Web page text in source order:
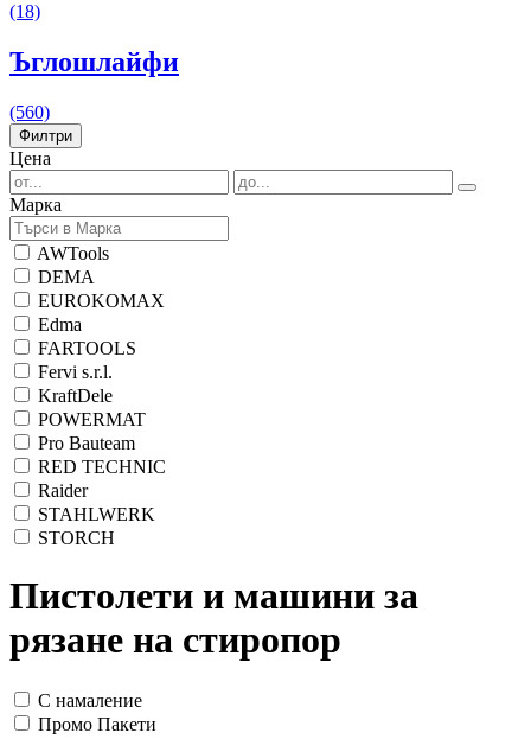
(18)
Ъглошлайфи
(560)
Филтри
Цена
Марка
AWTools
DEMA
EUROKOMAX
Edma
FARTOOLS
Fervi s.r.l.
KraftDele
POWERMAT
Pro Bauteam
RED TECHNIC
Raider
STAHLWERK
STORCH
Пистолети и машини за
рязане на стиропор
С намаление
Промо Пакети